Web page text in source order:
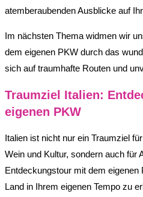
atemberaubenden Ausblicke auf
Im nächsten Thema widmen wir
dem eigenen PKW durch das
sich auf traumhafte Routen und
Traumziel Italien:
eigenen PKW
Italien ist nicht nur ein Traumziel
Wein und Kultur, sondern auch für
Entdeckungstour mit dem
Land in Ihrem eigenen Tempo zu